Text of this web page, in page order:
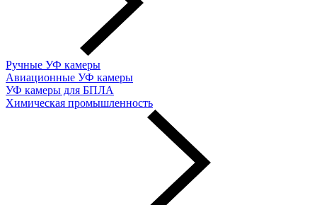
Ручные УФ камеры
Авиационные УФ камеры
УФ камеры для БПЛА
Химическая промышленность